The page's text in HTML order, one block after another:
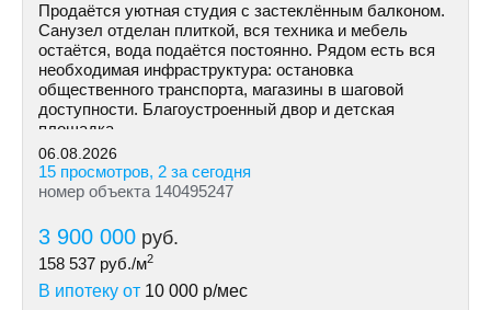
Продаётся уютная студия с застеклённым балконом.
Санузел отделан плиткой, вся техника и мебель
остаётся, вода подаётся постоянно. Рядом есть вся
необходимая инфраструктура: остановка
общественного транспорта, магазины в шаговой
доступности. Благоустроенный двор и детская
площадка.
06.08.2026
15 просмотров, 2 за сегодня
номер объекта 140495247
3 900 000 руб.
158 537 руб./м2
В ипотеку от 10 000 р/мес